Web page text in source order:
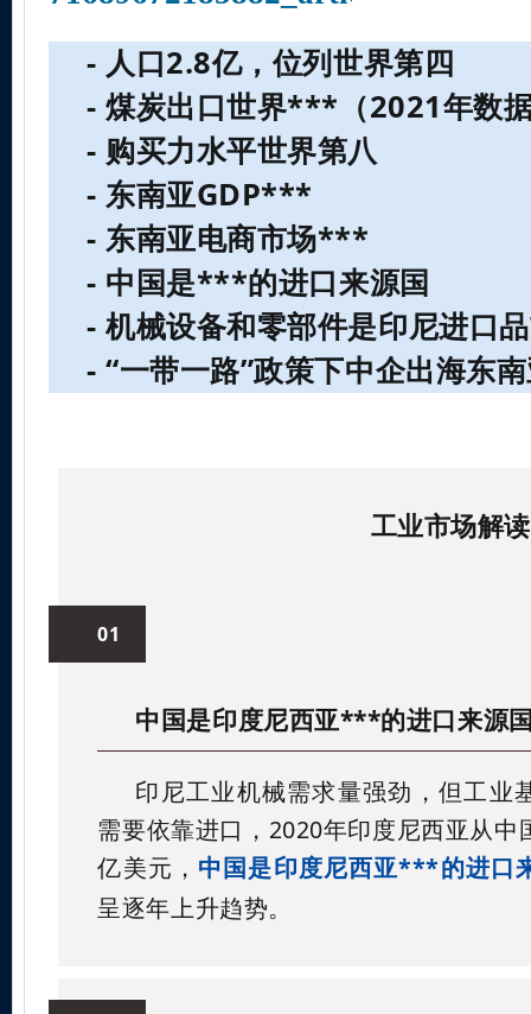
- 人口2.8亿，位列世界第四
- 煤炭出口世界***（2021年数
- 购买力水平世界第八
- 东南亚GDP***
- 东南亚电商市场***
- 中国是***的进口来源国
- 机械设备和零部件是印尼进口
- “一带一路”政策下中企出海东
工业市场解读
01
中国是印度尼西亚***的进口来源
印尼工业机械需求量强劲，但工业
需要依靠进口，2020年印度尼西亚从中
亿美元， 中国是印度尼西亚***的进口
呈逐年上升趋势。